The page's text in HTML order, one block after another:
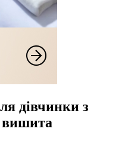
дівчинки з
вишита